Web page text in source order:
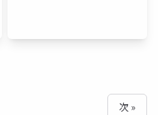
次 »